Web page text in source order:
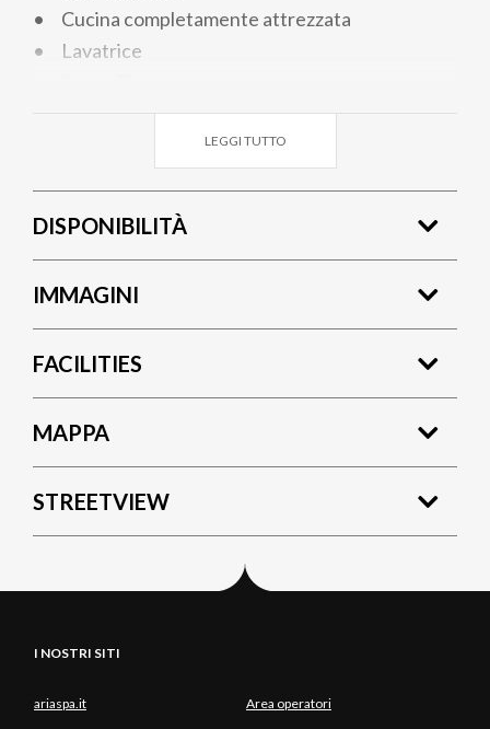
• Cucina completamente attrezzata
• Lavatrice
• Ventilatori da soffitto nelle camere
• Parcheggio gratuito vicino all'appartamento
• Ascensore
LEGGI TUTTO
DISPONIBILITÀ
IMMAGINI
FACILITIES
MAPPA
STREETVIEW
I NOSTRI SITI
ariaspa.it Area operatori